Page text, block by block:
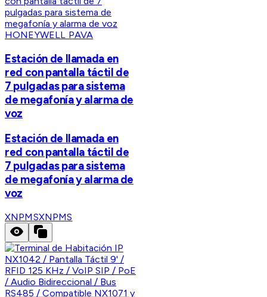
HONEYWELL PAVA
Estación de llamada en
red con pantalla táctil de
7 pulgadas para sistema
de megafonía y alarma de
voz
Estación de llamada en
red con pantalla táctil de
7 pulgadas para sistema
de megafonía y alarma de
voz
XNPMSXNPMS